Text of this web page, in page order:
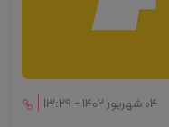
۰۴ شهریور ۱۴۰۲ - ۱۳:۲۹